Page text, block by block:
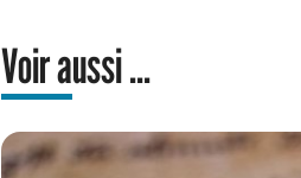
Voir aussi ...